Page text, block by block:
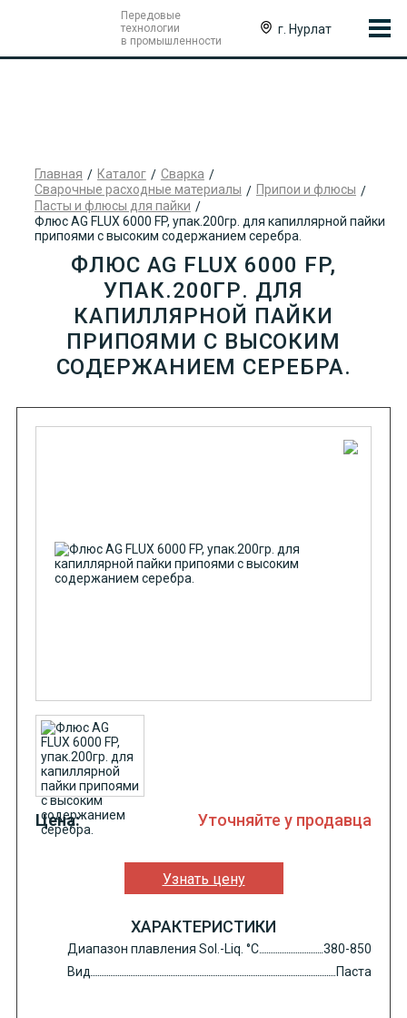
Передовые
технологии
в промышленности
г. Нурлат
Главная Каталог
Сварка
Сварочные расходные материалы
Припои и флюсы
Пасты и флюсы для пайки
Флюс AG FLUX 6000 FP, упак.200гр. для капиллярной пайки
припоями с высоким содержанием серебра.
ФЛЮС AG FLUX 6000 FP,
УПАК.200ГР. ДЛЯ
КАПИЛЛЯРНОЙ ПАЙКИ
ПРИПОЯМИ С ВЫСОКИМ
СОДЕРЖАНИЕМ СЕРЕБРА.
Цена: Уточняйте у продавца
Узнать цену
ХАРАКТЕРИСТИКИ
Диапазон плавления Sol.-Liq. °C
380-850
Вид
Паста